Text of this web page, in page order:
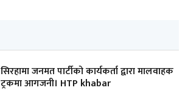
सिरहामा जनमत पार्टीको कार्यकर्ता द्वारा मालवाहक
ट्रकमा आगजनी। HTP khabar